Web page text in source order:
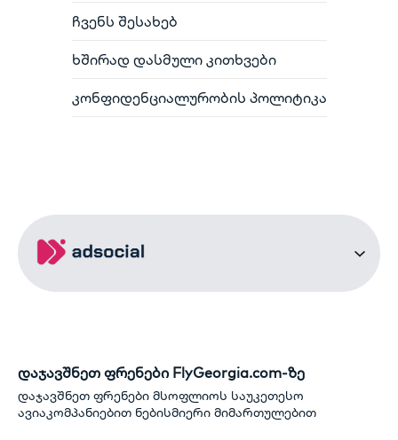
ჩვენს შესახებ
ხშირად დასმული კითხვები
კონფიდენციალურობის პოლიტიკა
დაჯავშნეთ ფრენები FlyGeorgia.com-ზე
დაჯავშნეთ ფრენები მსოფლიოს საუკეთესო
ავიაკომპანიებით ნებისმიერი მიმართულებით